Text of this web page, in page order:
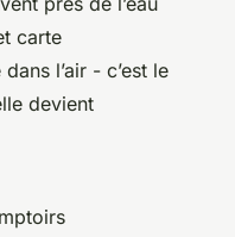
carte
l’air - c’est le
devient